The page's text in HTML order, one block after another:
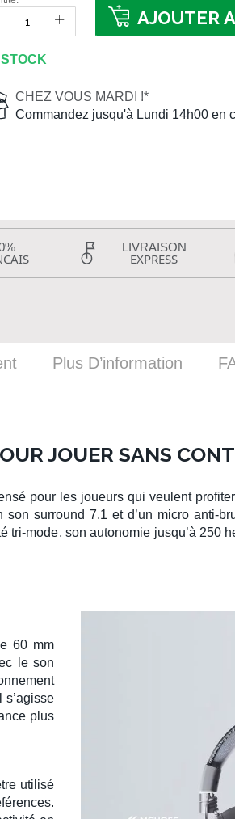
AJOUTER
STOCK
CHEZ VOUS MARDI !*
Commandez jusqu'à Lundi 14h00 en
LIVRAISON
EXPRESS
JOUER SANS
pour les joueurs qui veulent
son surround 7.1 et d’un micro anti-
tri-mode, son autonomie jusqu’à 250
60 mm
le son
plus
utilisé
Plus D’information